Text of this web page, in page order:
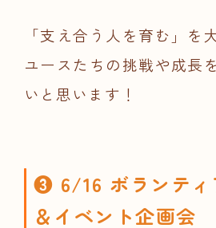
「支え合う人を育む」を
ユースたちの挑戦や成長
いと思います！
❸ 6/16 ボランティ
＆イベント企画会